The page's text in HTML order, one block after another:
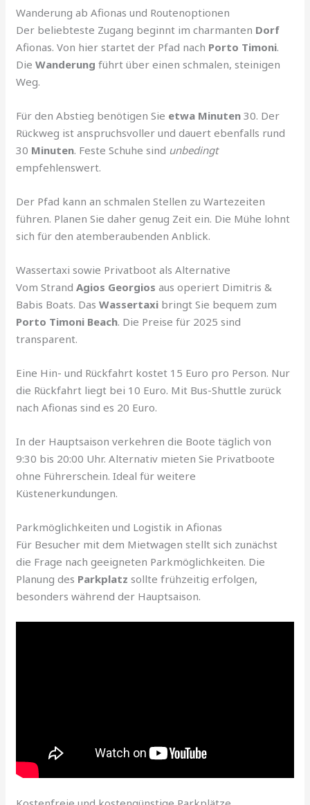
Wanderung ab Afionas und Routenoptionen
Der beliebteste Zugang beginnt im charmanten Dorf
Afionas. Von hier startet der Pfad nach Porto Timoni.
DieWanderung führt über einen schmalen, steinigen
Weg.
Für den Abstieg benötigen Sie etwa Minuten 30. Der
Rückweg ist anspruchsvoller und dauert ebenfalls rund
30 Minuten. Feste Schuhe sind unbedingt
empfehlenswert.
Der Pfad kann an schmalen Stellen zu Wartezeiten
führen. Planen Sie daher genug Zeit ein. Die Mühe lohnt
sich für den atemberaubenden Anblick.
Wassertaxi sowie Privatboot als Alternative
Vom StrandAgios Georgios aus operiert Dimitris &
Babis Boats. DasWassertaxi bringt Sie bequem zum
Porto Timoni Beach. Die Preise für 2025 sind
transparent.
Eine Hin- und Rückfahrt kostet 15 Euro pro Person. Nur
die Rückfahrt liegt bei 10 Euro. Mit Bus-Shuttle zurück
nach Afionas sind es 20 Euro.
In der Hauptsaison verkehren die Boote täglich von
9:30 bis 20:00 Uhr. Alternativ mieten Sie Privatboote
ohne Führerschein. Ideal für weitere
Küstenerkundungen.
Parkmöglichkeiten und Logistik in Afionas
Für Besucher mit dem Mietwagen stellt sich zunächst
die Frage nach geeigneten Parkmöglichkeiten. Die
Planung des Parkplatz sollte frühzeitig erfolgen,
besonders während der Hauptsaison.